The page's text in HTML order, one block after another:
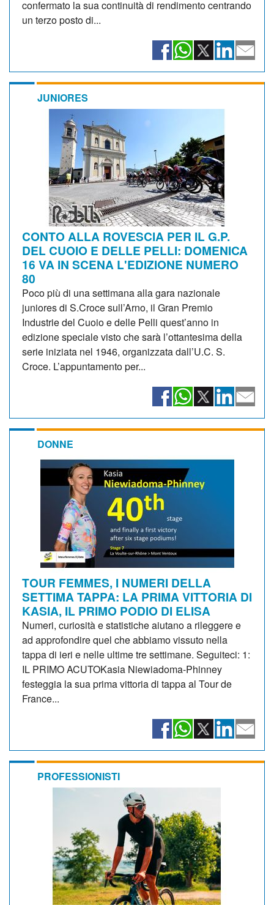
confermato la sua continuità di rendimento centrando
un terzo posto di...
JUNIORES
CONTO ALLA ROVESCIA PER IL G.P.
DEL CUOIO E DELLE PELLI: DOMENICA
16 VA IN SCENA L'EDIZIONE NUMERO
80
Poco più di una settimana alla gara nazionale
juniores di S.Croce sull’Arno, il Gran Premio
Industrie del Cuoio e delle Pelli quest’anno in
edizione speciale visto che sarà l’ottantesima della
serie iniziata nel 1946, organizzata dall’U.C. S.
Croce. L’appuntamento per...
DONNE
TOUR FEMMES, I NUMERI DELLA
SETTIMA TAPPA: LA PRIMA VITTORIA DI
KASIA, IL PRIMO PODIO DI ELISA
Numeri, curiosità e statistiche aiutano a rileggere e
ad approfondire quel che abbiamo vissuto nella
tappa di ieri e nelle ultime tre settimane. Seguiteci: 1:
IL PRIMO ACUTOKasia Niewiadoma-Phinney
festeggia la sua prima vittoria di tappa al Tour de
France...
PROFESSIONISTI